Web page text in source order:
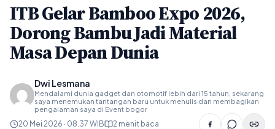
ITB Gelar Bamboo Expo 2026,
Dorong Bambu Jadi Material
Masa Depan Dunia
Dwi Lesmana
Mendalami dunia gadget dan otomotif lebih dari 15 tahun, sekarang
saya menemukan tantangan baru untuk menulis dan membagikan
pengalaman saya di Event bogor
20 Mei 2026 · 08.37 WIB 2 menit baca